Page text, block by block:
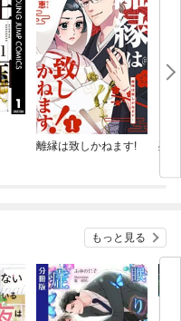
離縁は致しかねます!
殉
もっと見る